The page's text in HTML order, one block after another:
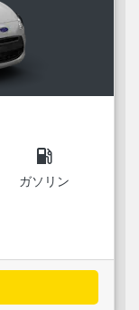
local_gas_station
ガソリン